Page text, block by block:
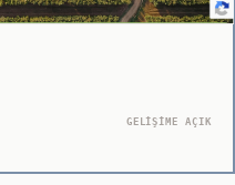
GELİŞİME AÇIK